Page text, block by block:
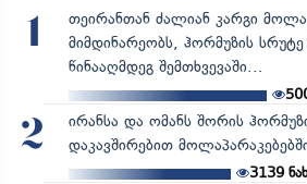
1
თეირანთან ძალიან კარგი
მიმდინარეობს, ჰორმუზის სრუტე
წინააღმდეგ შემთხვევაში...
2
ირანსა და ომანს შორის
დაკავშირებით
3139